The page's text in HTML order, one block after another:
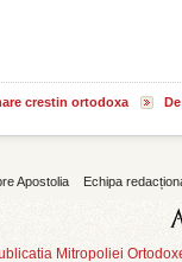
crestin ortodoxa
Apostolia Echipa
Mitropoliei